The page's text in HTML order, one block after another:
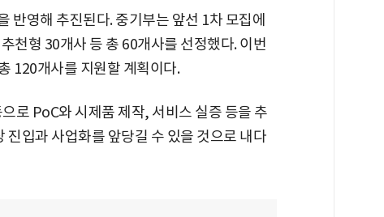
반영해 추진된다. 중기부는 앞선 1차 모집에
천형 30개사 등 총 60개사를 선정했다. 이번
120개사를 지원할 계획이다.
로 PoC와 시제품 제작, 서비스 실증 등을 추
진입과 사업화를 앞당길 수 있을 것으로 내다